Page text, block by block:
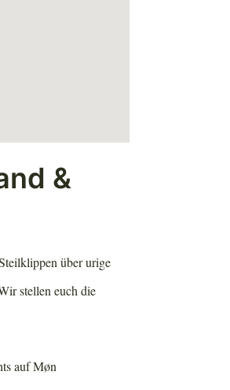
&
über urige
stellen euch die